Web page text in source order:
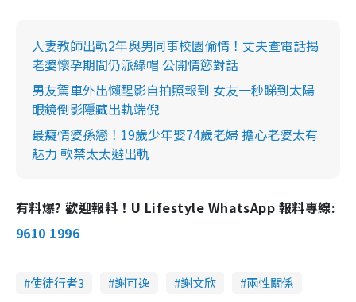
人妻教師出軌2年與男同事校園偷情！丈夫查電話揭
老婆懷孕期間仍派綠帽 公開情慾對話
男友駕車外出懶醒影自拍照報到 女友一秒睇到太陽
眼鏡倒影隱藏出軌端倪
最癡情婆孫戀！19歲少年娶74歲老婦 擔心老婆太有
魅力 軟禁太太避出軌
有料爆? 歡迎報料！U Lifestyle WhatsApp 報料專線:
9610 1996
使徒行者3 謝可逸 謝文欣
兩性關係